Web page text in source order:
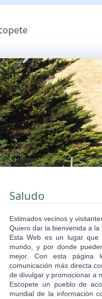
Saludo
Estimados vecinos y
Quiero dar la bienvenida a
Esta Web es un lugar
mundo, y por donde
mejor. Con esta página
comunicación más directa
de divulgar y promocionar a
Escopete un pueblo de
mundial de la información